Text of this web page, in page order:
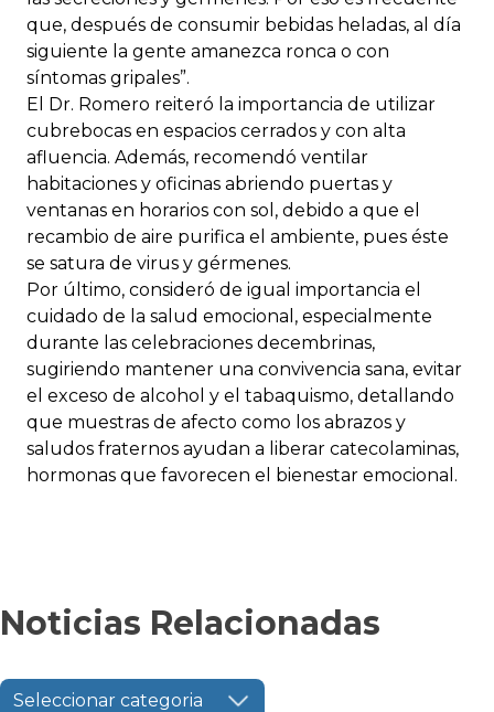
que, después de consumir bebidas heladas, al día
siguiente la gente amanezca ronca o con
síntomas gripales”.
El Dr. Romero reiteró la importancia de utilizar
cubrebocas en espacios cerrados y con alta
afluencia. Además, recomendó ventilar
habitaciones y oficinas abriendo puertas y
ventanas en horarios con sol, debido a que el
recambio de aire purifica el ambiente, pues éste
se satura de virus y gérmenes.
Por último, consideró de igual importancia el
cuidado de la salud emocional, especialmente
durante las celebraciones decembrinas,
sugiriendo mantener una convivencia sana, evitar
el exceso de alcohol y el tabaquismo, detallando
que muestras de afecto como los abrazos y
saludos fraternos ayudan a liberar catecolaminas,
hormonas que favorecen el bienestar emocional.
Noticias Relacionadas
Seleccionar categoria